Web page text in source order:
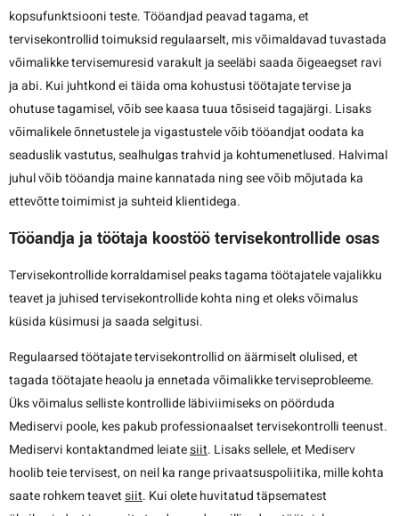
kopsufunktsiooni teste. Tööandjad peavad tagama, et
tervisekontrollid toimuksid regulaarselt, mis võimaldavad tuvastada
võimalikke tervisemuresid varakult ja seeläbi saada õigeaegset ravi
ja abi. Kui juhtkond ei täida oma kohustusi töötajate tervise ja
ohutuse tagamisel, võib see kaasa tuua tõsiseid tagajärgi. Lisaks
võimalikele õnnetustele ja vigastustele võib tööandjat oodata ka
seaduslik vastutus, sealhulgas trahvid ja kohtumenetlused. Halvimal
juhul võib tööandja maine kannatada ning see võib mõjutada ka
ettevõtte toimimist ja suhteid klientidega.
Tööandja ja töötaja koostöö tervisekontrollide osas
Tervisekontrollide korraldamisel peaks tagama töötajatele vajalikku
teavet ja juhised tervisekontrollide kohta ning et oleks võimalus
küsida küsimusi ja saada selgitusi.
Regulaarsed töötajate tervisekontrollid on äärmiselt olulised, et
tagada töötajate heaolu ja ennetada võimalikke terviseprobleeme.
Üks võimalus selliste kontrollide läbiviimiseks on pöörduda
Mediservi poole, kes pakub professionaalset tervisekontrolli teenust.
Mediservi kontaktandmed leiatesiit. Lisaks sellele, et Mediserv
hoolib teie tervisest, on neil ka range privaatsuspoliitika, mille kohta
saate rohkem teavetsiit. Kui olete huvitatud täpsematest